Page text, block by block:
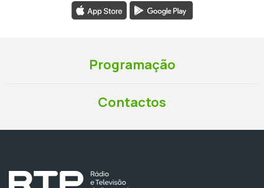
Programação
Contactos